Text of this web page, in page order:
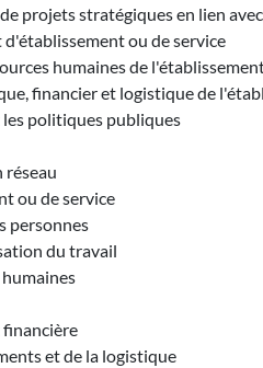
projets stratégiques en lien
ou de service
humaines de
financier et logistique de
politiques publiques
réseau
ou de service
personnes
du travail
financière
et de la logistique